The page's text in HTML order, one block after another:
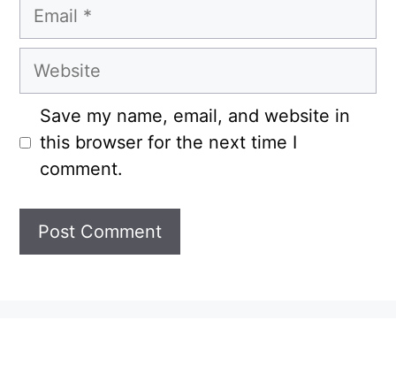
Email
Website
Save my name, email, and website in
this browser for the next time I
comment.